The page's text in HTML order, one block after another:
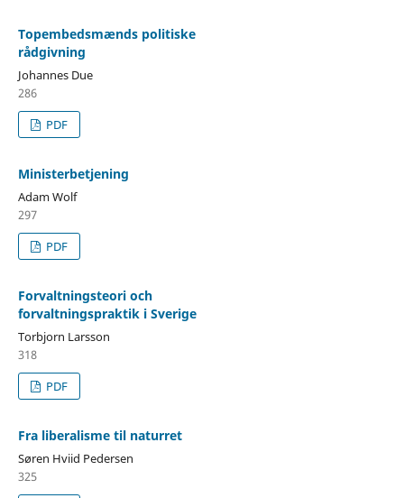
Topembedsmænds politiske
rådgivning
Johannes Due
286
PDF
Ministerbetjening
Adam Wolf
297
PDF
Forvaltningsteori och
forvaltningspraktik i Sverige
Torbjorn Larsson
318
PDF
Fra liberalisme til naturret
Søren Hviid Pedersen
325